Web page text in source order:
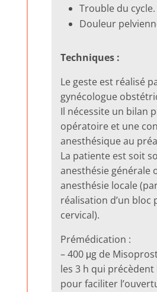
Trouble du cycle.
Douleur
Techniques :
Le geste est réalisé
gynécologue
Il nécessite un bilan
opératoire et une
anesthésique au
La patiente est soit
anesthésie générale
anesthésie locale
réalisation d’un bloc
cervical).
Prémédication :
– 400 μg de
les 3 h qui précèdent
pour faciliter